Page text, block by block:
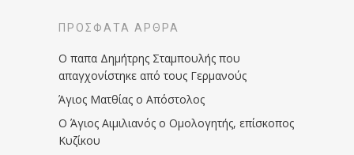
ΠΡΌΣΦΑΤΑ ΆΡΘΡΑ
Ο παπα Δημήτρης Σταμπουλής που
απαγχονίστηκε από τους Γερμανούς
Άγιος Ματθίας ο Απόστολος
Ο Άγιος Αιμιλιανός ο Ομολογητής, επίσκοπος
Κυζίκου